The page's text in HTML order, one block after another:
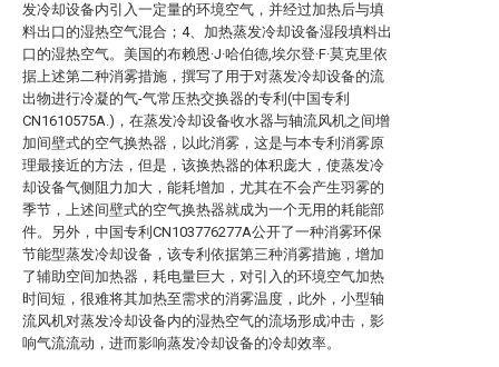
发冷却设备内引入一定量的环境空气，并经过加热后与填
料出口的湿热空气混合；4、加热蒸发冷却设备湿段填料出
口的湿热空气。美国的布赖恩·J·哈伯德,埃尔登·F·莫克里依
据上述第二种消雾措施，撰写了用于对蒸发冷却设备的流
出物进行冷凝的气-气常压热交换器的专利(中国专利
CN1610575A.)，在蒸发冷却设备收水器与轴流风机之间增
加间壁式的空气换热器，以此消雾，这是与本专利消雾原
理最接近的方法，但是，该换热器的体积庞大，使蒸发冷
却设备气侧阻力加大，能耗增加，尤其在不会产生羽雾的
季节，上述间壁式的空气换热器就成为一个无用的耗能部
件。另外，中国专利CN103776277A公开了一种消雾环保
节能型蒸发冷却设备，该专利依据第三种消雾措施，增加
了辅助空间加热器，耗电量巨大，对引入的环境空气加热
时间短，很难将其加热至需求的消雾温度，此外，小型轴
流风机对蒸发冷却设备内的湿热空气的流场形成冲击，影
响气流流动，进而影响蒸发冷却设备的冷却效率。